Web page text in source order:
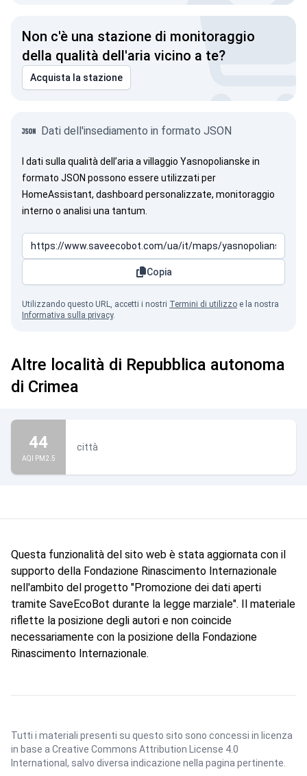
Non c'è una stazione di monitoraggio
della qualità dell'aria vicino a te?
Acquista la stazione
Dati dell'insediamento in formato JSON
I dati sulla qualità dell’aria a villaggio Yasnopolianske in
formato JSON possono essere utilizzati per
HomeAssistant, dashboard personalizzate, monitoraggio
interno o analisi una tantum.
Copia
Utilizzando questo URL, accetti i nostri Termini di utilizzo e la nostra
Informativa sulla privacy.
Altre località di Repubblica autonoma
di Crimea
44
AQI PM2.5
città
Questa funzionalità del sito web è stata aggiornata con il
supporto della Fondazione Rinascimento Internazionale
nell'ambito del progetto "Promozione dei dati aperti
tramite SaveEcoBot durante la legge marziale". Il materiale
riflette la posizione degli autori e non coincide
necessariamente con la posizione della Fondazione
Rinascimento Internazionale.
Tutti i materiali presenti su questo sito sono concessi in licenza
in base a Creative Commons Attribution License 4.0
International , salvo diversa indicazione nella pagina pertinente.